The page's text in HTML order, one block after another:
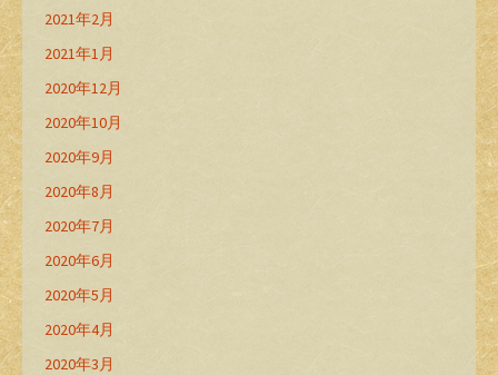
2021年2月
2021年1月
2020年12月
2020年10月
2020年9月
2020年8月
2020年7月
2020年6月
2020年5月
2020年4月
2020年3月